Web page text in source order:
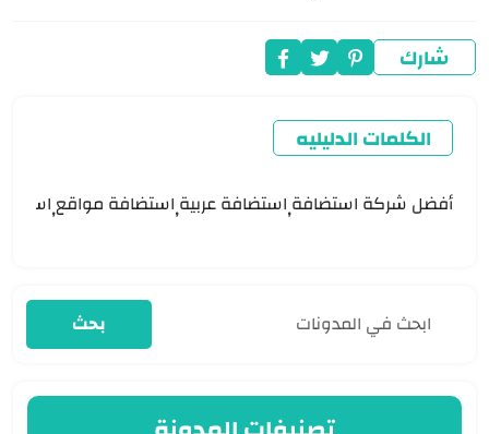
شارك
الكلمات الدليليه
أفضل شركة استضافة,استضافة عربية,استضافة مواقع,
بحث